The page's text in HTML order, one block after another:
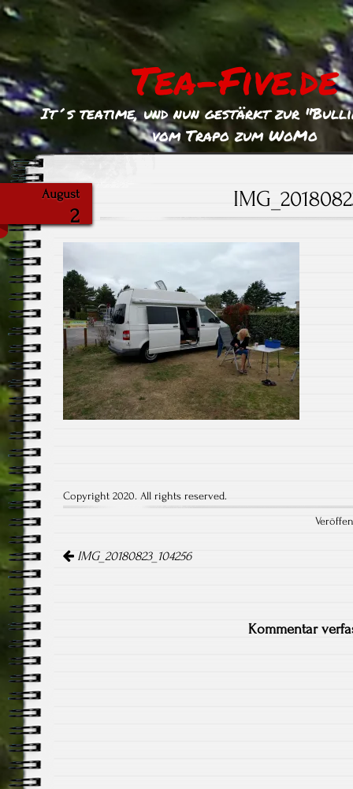
Tea-Five.de
It´s teatime, und nun gestärkt zur
vom Trapo zum WoMo
August
2
Copyright 2020. All rights reserved.
Navigation
IMG_20180823_104256
Kommentar